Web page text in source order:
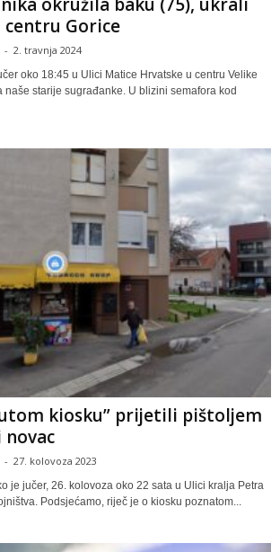
okružila baku (75), ukrali
centru Gorice
- 2. travnja 2024
oko 18:45 u Ulici Matice Hrvatske u centru Velike
starije sugrađanke. U blizini semafora kod
kiosku” prijetili pištoljem
- 27. kolovoza 2023
je jučer, 26. kolovoza oko 22 sata u Ulici kralja Petra
Podsjećamo, riječ je o kiosku poznatom...